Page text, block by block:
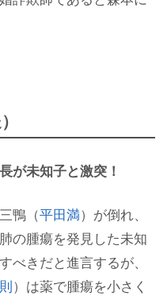
が未知子と激突！
鴨（平田満）が倒れ、
の腫瘍を発見した未知
べきだと進言するが、
）は薬で腫瘍を小さく